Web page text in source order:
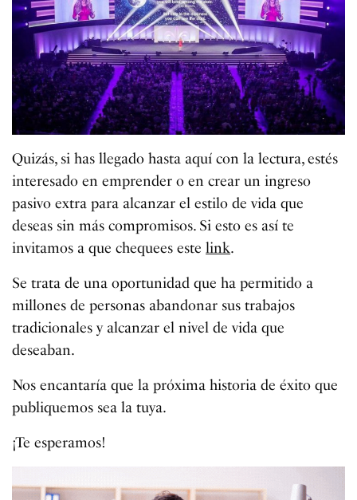
Quizás, si has llegado hasta aquí con la lectura, estés
interesado en emprender o en crear un ingreso
pasivo extra para alcanzar el estilo de vida que
deseas sin más compromisos. Si esto es así te
invitamos a que chequees estelink.
Se trata de una oportunidad que ha permitido a
millones de personas abandonar sus trabajos
tradicionales y alcanzar el nivel de vida que
deseaban.
Nos encantaría que la próxima historia de éxito que
publiquemos sea la tuya.
¡Te esperamos!